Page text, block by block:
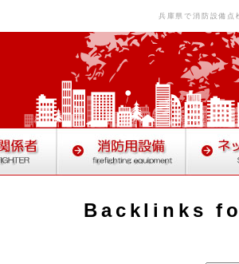
兵庫県で消防設備点
Backlinks